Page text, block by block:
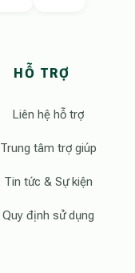
HỖ TRỢ
Liên hệ hỗ trợ
Trung tâm trợ giúp
Tin tức & Sự kiện
Quy định sử dụng